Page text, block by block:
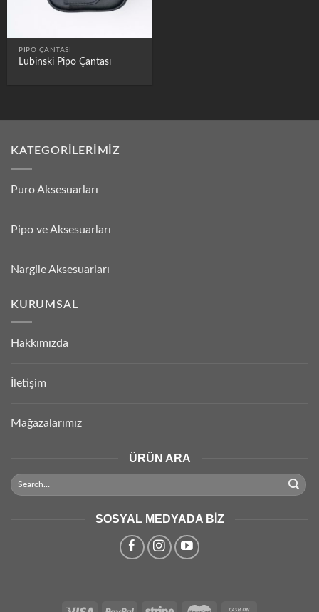
PIPO ÇANTASI
Lubinski Pipo Çantası
KATEGORILERIMIZ
Puro Aksesuarları
Pipo ve Aksesuarları
Nargile Aksesuarları
KURUMSAL
Hakkımızda
İletişim
Mağazalarımız
ÜRÜN ARA
SOSYAL MEDYADA BIZ